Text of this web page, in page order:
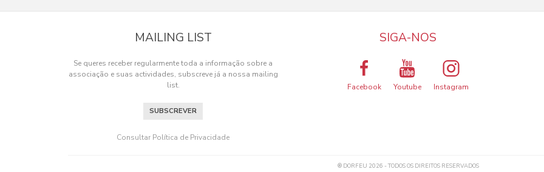
MAILING LIST
Se queres receber regularmente toda a informação sobre a
associação e suas actividades, subscreve já a nossa mailing
list.
SUBSCREVER
Consultar Política de Privacidade
SIGA-NOS
Facebook Youtube Instagram
® DORFEU 2026 - TODOS OS DIREITOS RESERVADOS